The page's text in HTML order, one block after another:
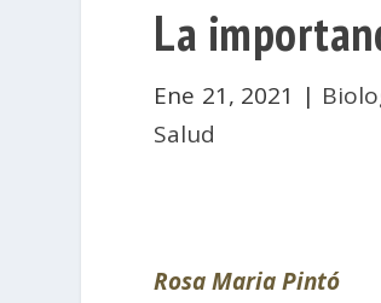
La
Ene 21, 2021 |
Salud
Rosa Maria Pintó